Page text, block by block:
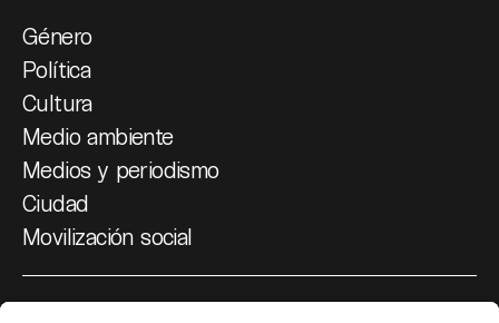
Género
Política
Cultura
Medio ambiente
Medios y periodismo
Ciudad
Movilización social